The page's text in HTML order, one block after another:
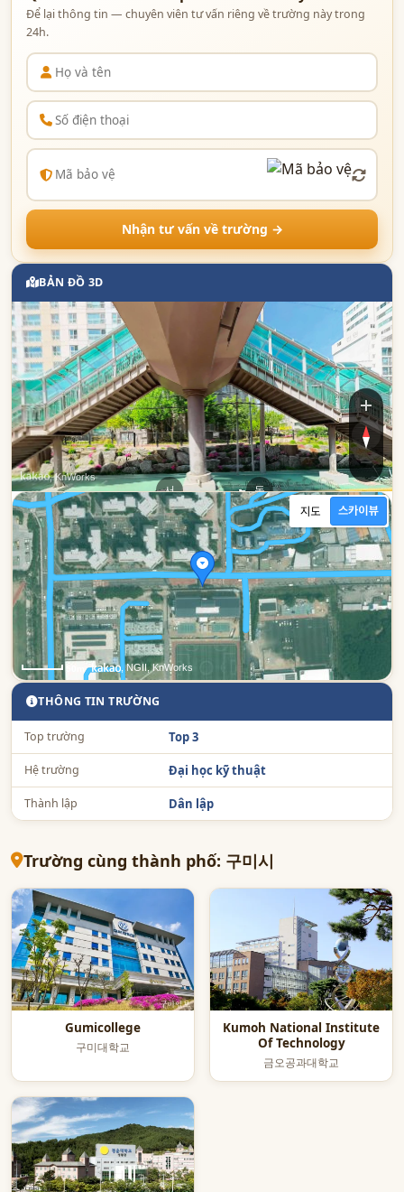
Để lại thông tin — chuyên viên tư vấn riêng về trường này trong
24h.
Nhận tư vấn về trường →
BẢN ĐỒ 3D
산
산
서 동
, KnWorks
, NGII, KnWorks
THÔNG TIN TRƯỜNG
Top trường Top 3
Hệ trường Đại học kỹ thuật
Thành lập Dân lập
Trường cùng thành phố: 구미시
Gumicollege
구미대학교
Kumoh National Institute
Of Technology
금오공과대학교